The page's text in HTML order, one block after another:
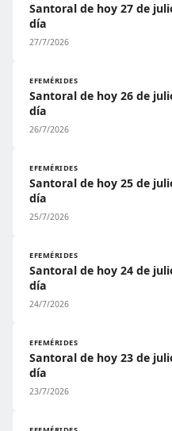
Santoral de hoy 27 de
día
27/7/2026
EFEMÉRIDES
Santoral de hoy 26 de
día
26/7/2026
EFEMÉRIDES
Santoral de hoy 25 de
día
25/7/2026
EFEMÉRIDES
Santoral de hoy 24 de
día
24/7/2026
EFEMÉRIDES
Santoral de hoy 23 de
día
23/7/2026